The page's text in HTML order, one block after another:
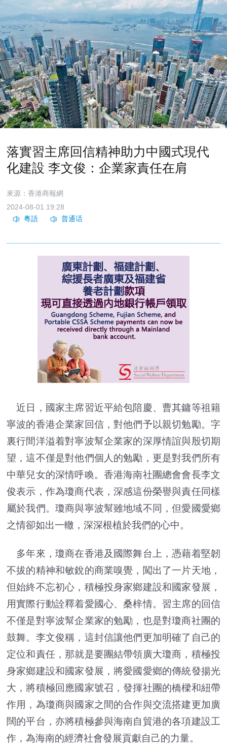
落實習主席回信精神助力中國式現代
化建設 李文俊：企業家責任在肩
來源：香港商報網
2024-08-01 19:28
近日，國家主席習近平給包陪慶、曹其鏞等祖籍
寧波的香港企業家回信，對他們予以親切勉勵。字
裏行間洋溢着對寧波幫企業家的深厚情誼與殷切期
望，這不僅是對他們個人的勉勵，更是對我們所有
中華兒女的深情呼喚。香港海南社團總會會長李文
俊表示，作為瓊商代表，深感這份榮譽與責任同樣
屬於我們。瓊商與寧波幫雖地域不同，但愛國愛鄉
之情卻如出一轍，深深根植於我們的心中。
多年來，瓊商在香港及國際舞台上，憑藉着堅韌
不拔的精神和敏銳的商業嗅覺，闖出了一片天地，
但始終不忘初心，積極投身家鄉建設和國家發展，
用實際行動詮釋着愛國心、桑梓情。習主席的回信
不僅是對寧波幫企業家的勉勵，也是對瓊商社團的
鼓舞。李文俊稱，這封信讓他們更加明確了自己的
定位和責任，那就是要團結帶領廣大瓊商，積極投
身家鄉建設和國家發展，將愛國愛鄉的傳統發揚光
大，將積極回應國家號召，發揮社團的橋樑和紐帶
作用，為瓊商與國家之間的合作與交流搭建更加廣
闊的平台，亦將積極參與海南自貿港的各項建設工
作，為海南的經濟社會發展貢獻自己的力量。